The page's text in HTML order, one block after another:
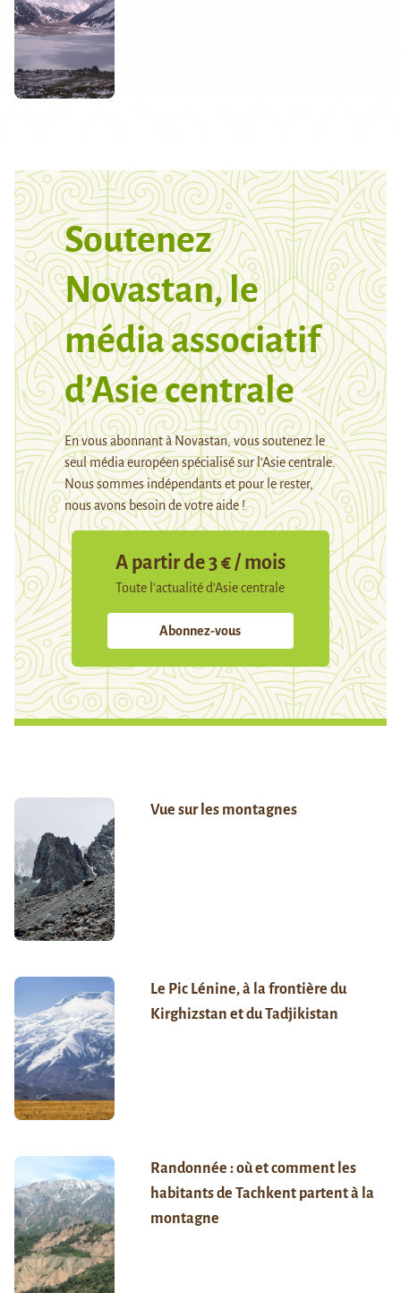
Soutenez
Novastan, le
média associatif
d’Asie centrale
En vous abonnant à Novastan, vous soutenez le
seul média européen spécialisé sur l’Asie centrale.
Nous sommes indépendants et pour le rester,
nous avons besoin de votre aide !
A partir de 3 € / mois
Toute l’actualité d’Asie centrale
Abonnez-vous
Vue sur les montagnes
Le Pic Lénine, à la frontière du
Kirghizstan et du Tadjikistan
Randonnée : où et comment les
habitants de Tachkent partent à la
montagne